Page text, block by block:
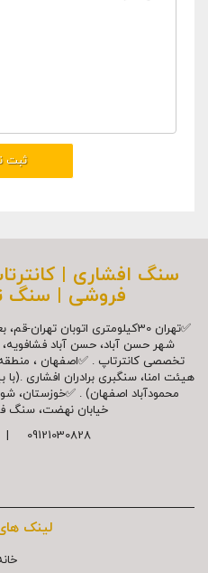
سنگ افشاری |
فروشی | سنگ
✅تهران 30کیلومتری اتوبان
شهر حسن آباد، حسن آباد
تخصصی کانترتاپ . ✅اصفهان ،
هیئت امنا، سنگبری برادران افشاری
محمودآباد اصفهان) . ✅خوزستان،
خیابان نهضت، سنگ
09121030828 | | |
لینک